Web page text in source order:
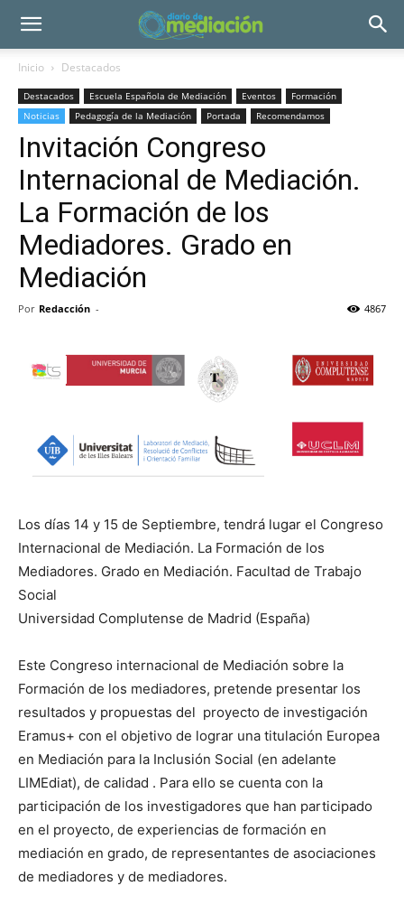
Inicio Destacados
Destacados Escuela Española de Mediación Eventos
Formación
Noticias
Pedagogía de la Mediación Portada Recomendamos
Invitación Congreso
Internacional de Mediación.
La Formación de los
Mediadores. Grado en
Mediación
Por Redacción - 4867
Los días 14 y 15 de Septiembre, tendrá lugar el Congreso
Internacional de Mediación. La Formación de los
Mediadores. Grado en Mediación. Facultad de Trabajo
Social
Universidad Complutense de Madrid (España)
Este Congreso internacional de Mediación sobre la
Formación de los mediadores, pretende presentar los
resultados y propuestas del proyecto de investigación
Eramus+ con el objetivo de lograr una titulación Europea
en Mediación para la Inclusión Social (en adelante
LIMEdiat), de calidad . Para ello se cuenta con la
participación de los investigadores que han participado
en el proyecto, de experiencias de formación en
mediación en grado, de representantes de asociaciones
de mediadores y de mediadores.